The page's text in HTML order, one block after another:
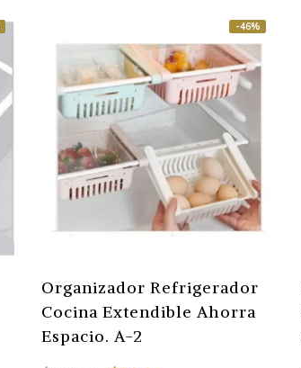
-46%
Organizador Refrigerador
Cocina Extendible Ahorra
Espacio. A-2